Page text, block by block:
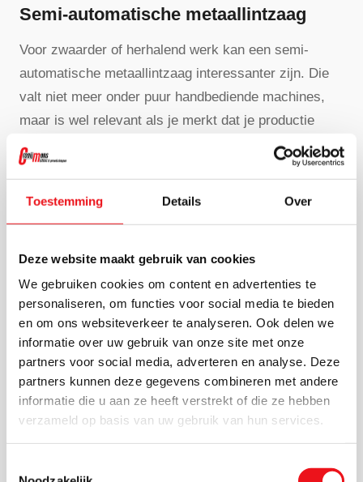
Toestemming Details Over
Deze website maakt gebruik van cookies
We gebruiken cookies om content en advertenties te
personaliseren, om functies voor social media te bieden
en om ons websiteverkeer te analyseren. Ook delen we
informatie over uw gebruik van onze site met onze
partners voor social media, adverteren en analyse. Deze
partners kunnen deze gegevens combineren met andere
informatie die u aan ze heeft verstrekt of die ze hebben
verzameld op basis van uw gebruik van hun services.
Semi-automatische metaallintzaag
Voor zwaarder of herhalend werk kan een semi-
automatische metaallintzaag interessanter zijn. Die
valt niet meer onder puur handbediende machines,
maar is wel relevant als je merkt dat je productie
opschaalt. Je houdt dan nog steeds grip op het
proces, maar werkt sneller en constanter bij grotere
Waar let je op bij het
kopen van een
handbediende
metaallintzaag?
De concurrentie in Google behandelt vooral
specificaties, capaciteit en machine-eigenschappen.
Dat is terecht, want juist daar maak je in de praktijk
het verschil tussen een machine die goed voldoet en
een machine die te licht of juist te zwaar is voor jouw